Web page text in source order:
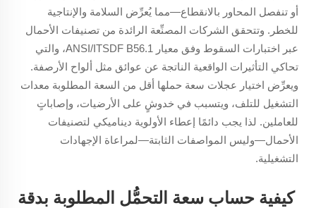
أو تنفصل المحاور بالانقطاع—مما يُعرِّض السلامة والإنتاجية
للخطر. وتتحقق الشركات المصنِّعة الرائدة من تصنيفات الأحمال
عبر اختبارات السقوط وفق معيار ANSI/ITSDF B56.1، والتي
تحاكي التأثيرات الواقعية الناتجة عن عوائق مثل ألواح الأرصفة.
ويعرِّض اختيار عجلات سعة حملها أقل من السعة المطلوبة معدات
التشغيل للتلف، ويتسبب في خدوشٍ على الأرضيات، وإصاباتٍ
للعاملين. لذا يجب دائمًا إعطاء الأولوية ديناميكي لتصنيفات
الأحمال—وليس المواصفات الثابتة—لمراعاة الإجهادات
التشغيلية.
كيفية حساب سعة التحمُّل المطلوبة بدقة